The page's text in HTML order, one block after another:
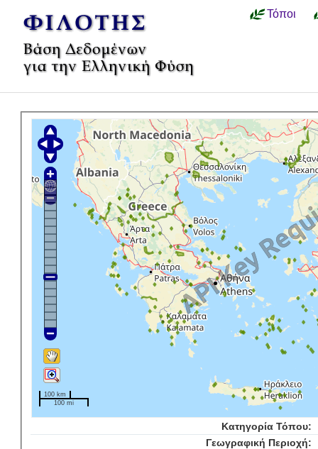
Τόποι
100 km
100 mi
Κατηγορία Τόπου:
Γεωγραφική Περιοχή: